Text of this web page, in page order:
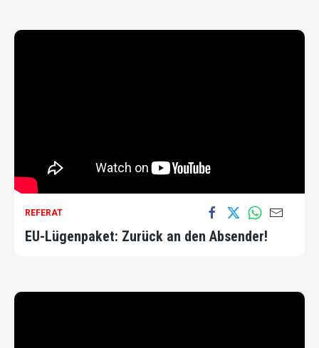
REFERAT
EU-Lügenpaket: Zurück an den Absender!